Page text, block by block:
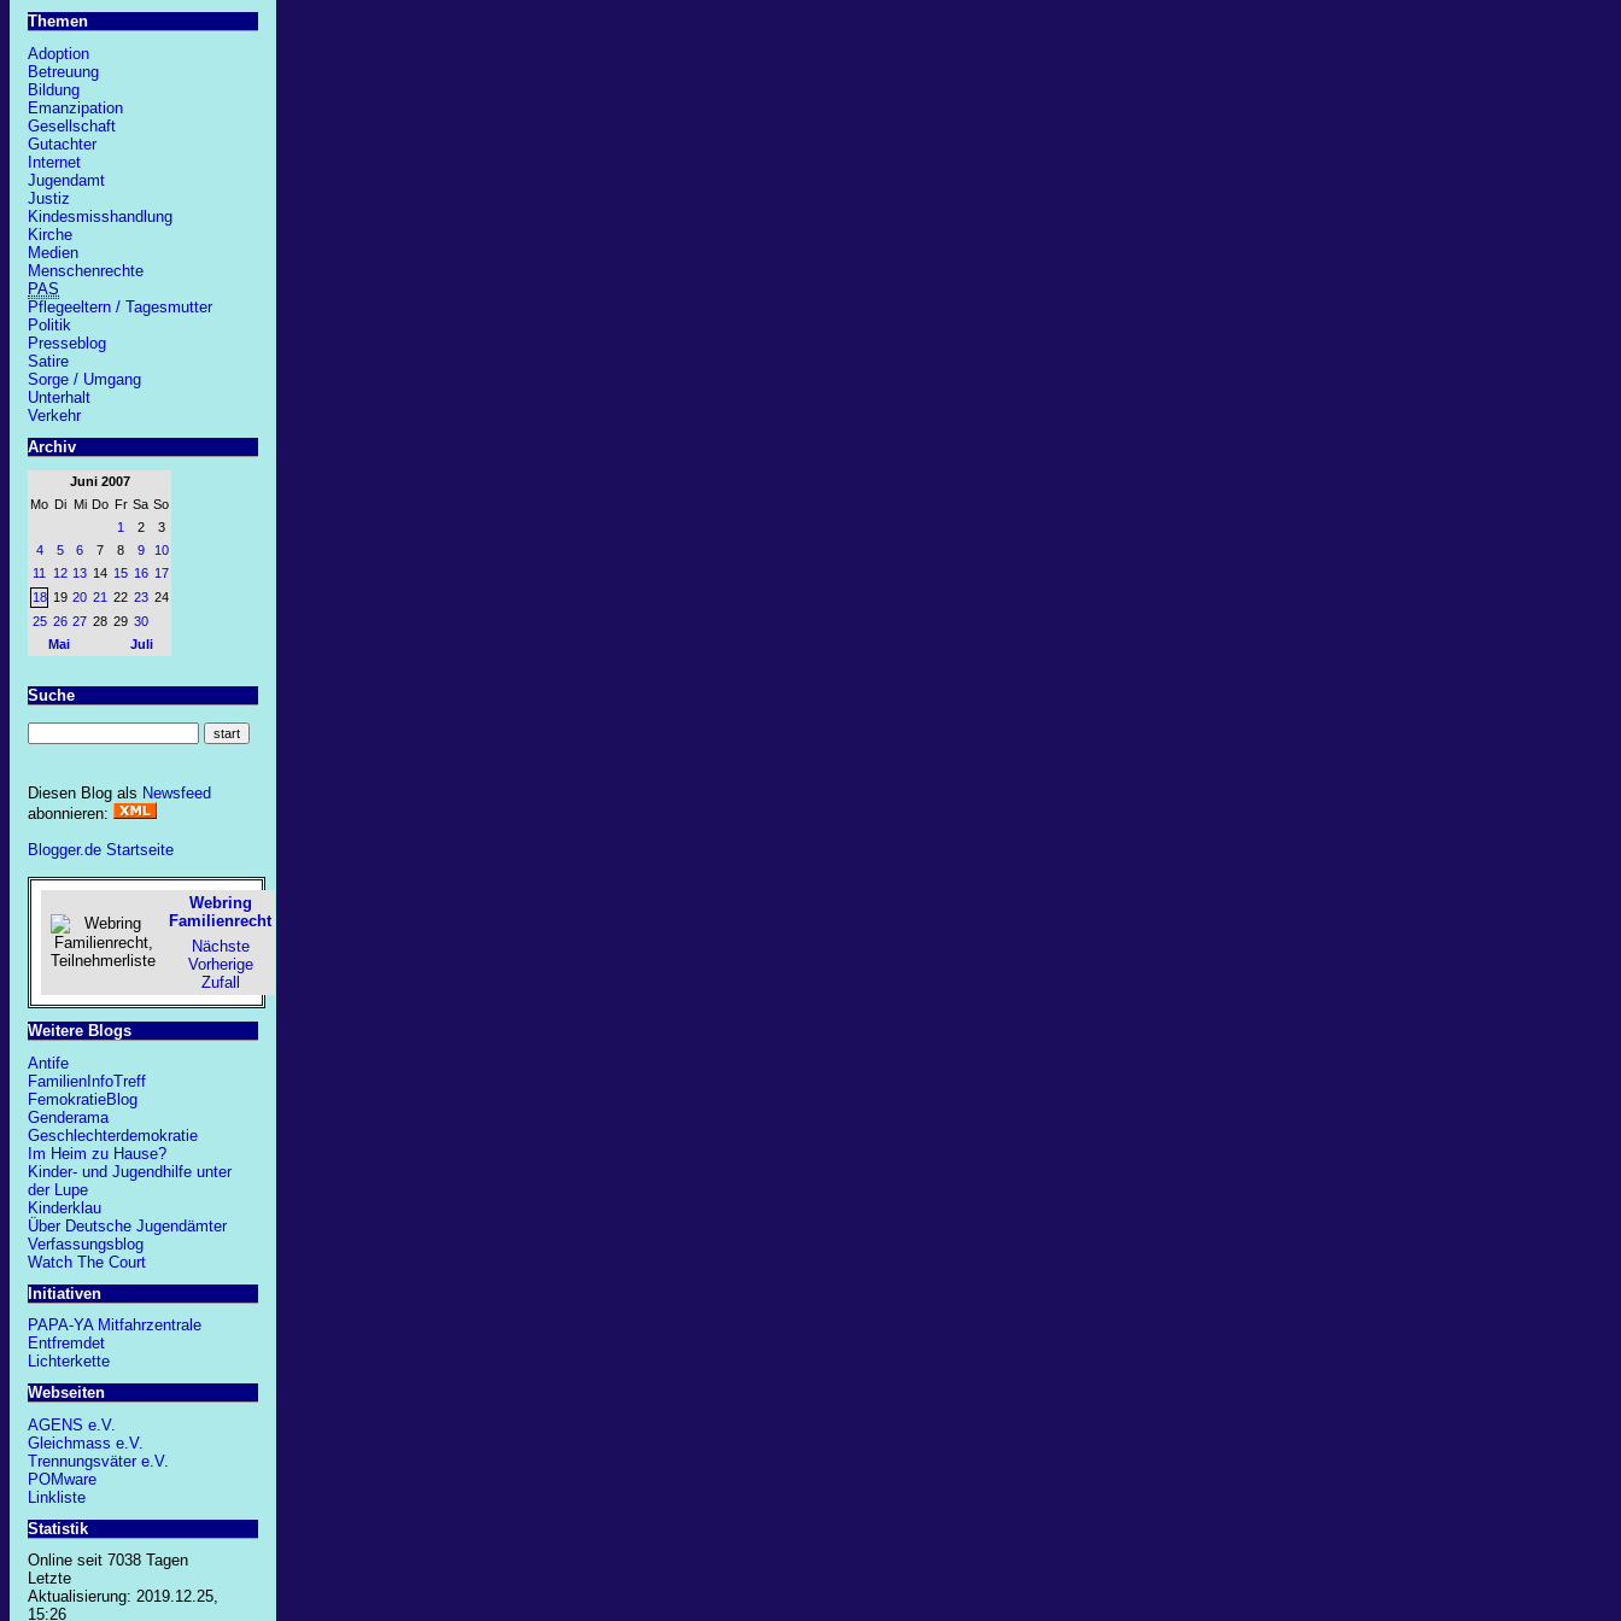
Themen
Adoption
Betreuung
Bildung
Emanzipation
Gesellschaft
Gutachter
Internet
Jugendamt
Justiz
Kindesmisshandlung
Kirche
Medien
Menschenrechte
PAS
Pflegeeltern / Tagesmutter
Politik
Presseblog
Satire
Sorge / Umgang
Unterhalt
Verkehr
Archiv
Juni 2007
Mo Di Mi Do Fr Sa So
1
2
3
4
5 6 7 8 9
10
11
12 13 14 15 16 17
18 19 20 21 22 23 24
25 26 27 28 29 30
Mai
Juli
Suche
Diesen Blog als Newsfeed
abonnieren:
Blogger.de Startseite
Webring
Familienrecht
Nächste
Vorherige
Zufall
Weitere Blogs
Antife
FamilienInfoTreff
FemokratieBlog
Genderama
Geschlechterdemokratie
Im Heim zu Hause?
Kinder- und Jugendhilfe unter
der Lupe
Kinderklau
Über Deutsche Jugendämter
Verfassungsblog
Watch The Court
Initiativen
PAPA-YA Mitfahrzentrale
Entfremdet
Lichterkette
Webseiten
AGENS e.V.
Gleichmass e.V.
Trennungsväter e.V.
POMware
Linkliste
Statistik
Online seit 7038 Tagen
Letzte
Aktualisierung: 2019.12.25,
15:26